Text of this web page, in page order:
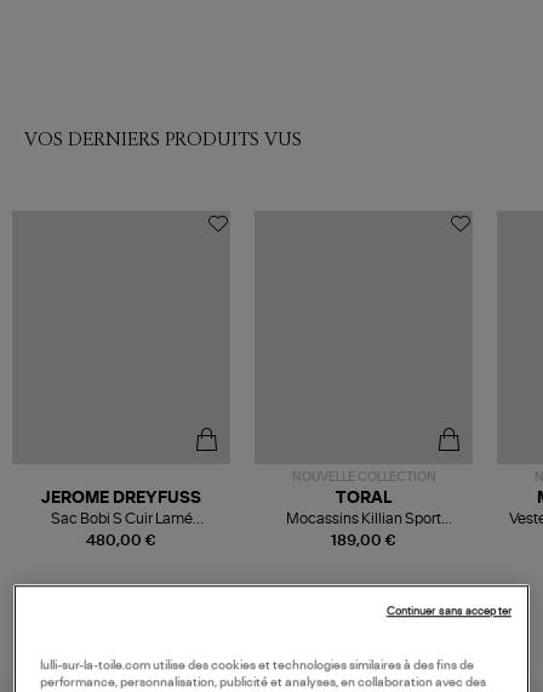
VOS DERNIERS PRODUITS VUS
480,00 €
JEROME DREYFUSS
Sac Bobi S Cuir Lamé
Champagne
NOUVELLE COLLECTION
189,00 €
TORAL
Mocassins Killian Sport
Mousse
lulli-sur-la-toile.com utilise des cookies et technologies similaires à des fins de
performance, personnalisation, publicité et analyses, en collaboration avec des
Continuer sans accepter